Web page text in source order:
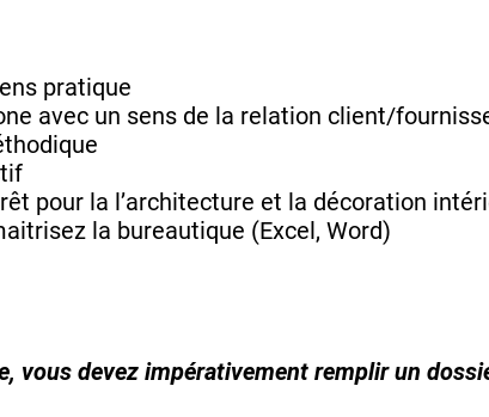
pratique
avec un sens de la relation client/
pour la l’architecture et la décoration
la bureautique (Excel, Word)
vous devez impérativement remplir un